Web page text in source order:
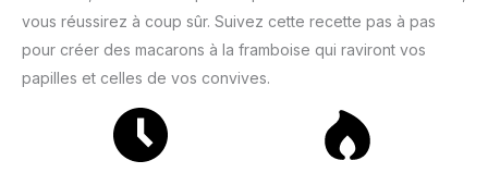
vous réussirez à coup sûr. Suivez cette recette pas à pas
pour créer des macarons à la framboise qui raviront vos
papilles et celles de vos convives.